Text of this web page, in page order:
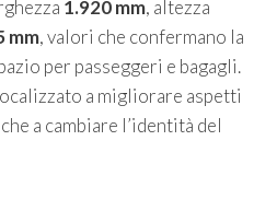
1.920 mm, altezza
mm, valori che confermano la
per passeggeri e bagagli.
a migliorare aspetti
a cambiare l’identità del